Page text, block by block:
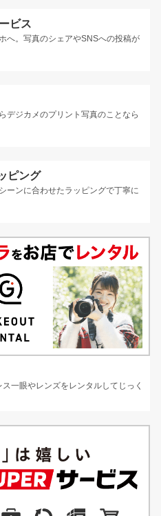
ビス
へ。写真のシェアやSNSへの投稿が
デジカメのプリント写真のことなら
ピング
ーンに合わせたラッピングで丁寧に
一眼やレンズをレンタルしてじっく